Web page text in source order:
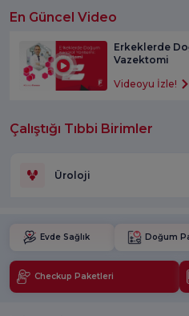
En Güncel Video
Erkeklerde
Vazektomi
Videoyu İzle!
Çalıştığı Tıbbi Birimler
Üroloji
Evde Sağlık Doğum
Checkup Paketleri